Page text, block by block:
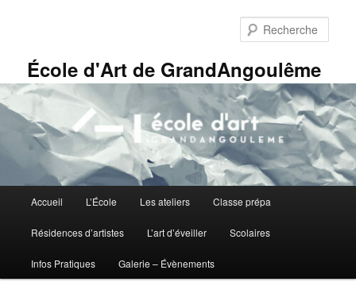
principalÉcole d'Art de GrandAngoulême
principal
Accueil L’École Les ateliers Classe prépa
Résidences d’artistes L’art d’éveiller Scolaires
Infos Pratiques Galerie – Évènements